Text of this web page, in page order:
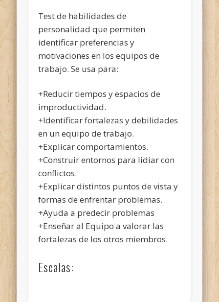
Test de habilidades de
personalidad que permiten
identificar preferencias y
motivaciones en los equipos de
trabajo. Se usa para:
+Reducir tiempos y espacios de
improductividad.
+Identificar fortalezas y debilidades
en un equipo de trabajo.
+Explicar comportamientos.
+Construir entornos para lidiar con
conflictos.
+Explicar distintos puntos de vista y
formas de enfrentar problemas.
+Ayuda a predecir problemas
+Enseñar al Equipo a valorar las
fortalezas de los otros miembros.
Escalas: